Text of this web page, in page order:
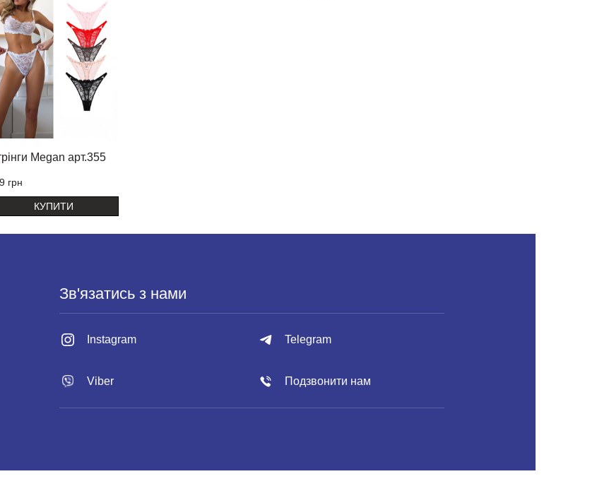
Megan арт.355
грн
КУПИТИ
Зв'язатись з нами
Instagram Telegram
Viber Подзвонити нам